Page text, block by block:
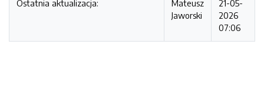
Ostatnia aktualizacja:
Mateusz
Jaworski
21-05-
2026
07:06